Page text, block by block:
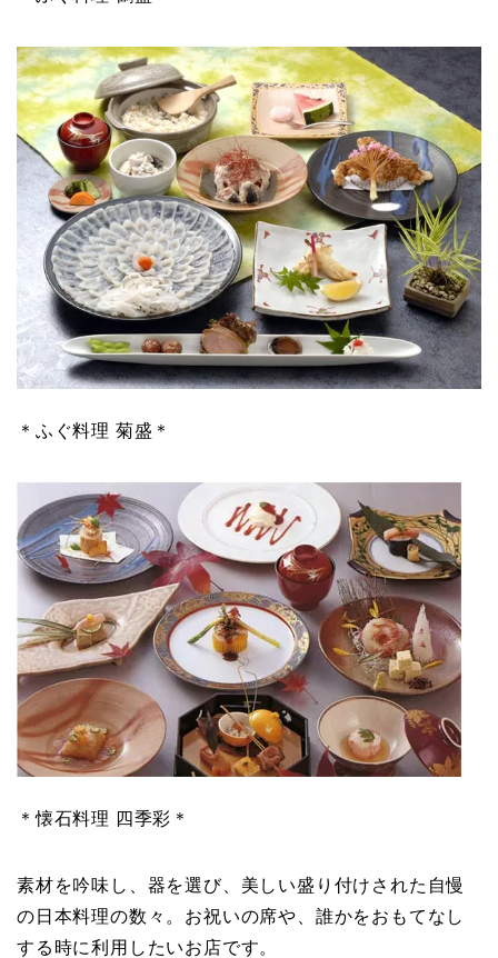
＊ふぐ料理 菊盛＊
＊懐石料理 四季彩＊
素材を吟味し、器を選び、美しい盛り付けされた自慢
の日本料理の数々。お祝いの席や、誰かをおもてなし
する時に利用したいお店です。